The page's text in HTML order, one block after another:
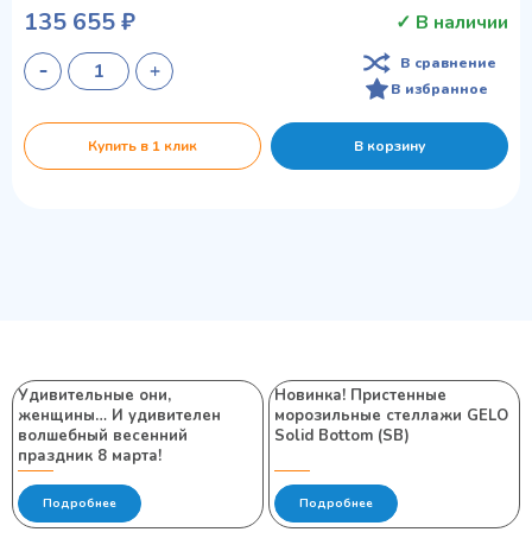
135 655 ₽ ✓ В наличии
В сравнение
В избранное
Купить в 1 клик В корзину
Удивительные они,
женщины… И удивителен
волшебный весенний
праздник 8 марта!
Подробнее
Новинка! Пристенные
морозильные стеллажи GELO
Solid Bottom (SB)
Подробнее